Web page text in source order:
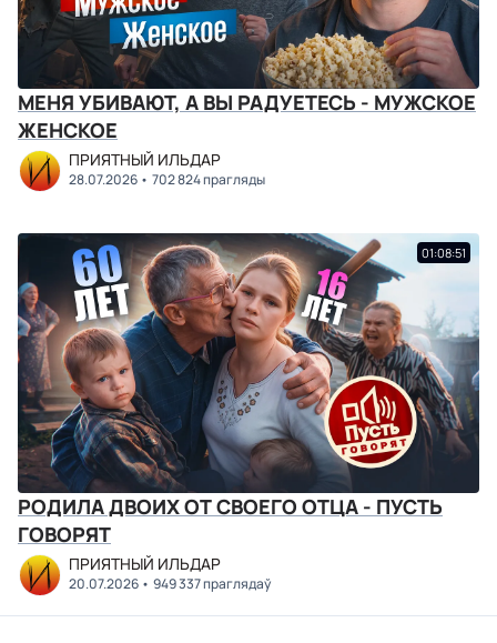
МЕНЯ УБИВАЮТ, А ВЫ РАДУЕТЕСЬ - МУЖСКОЕ
ЖЕНСКОЕ
ПРИЯТНЫЙ ИЛЬДАР
28.07.2026 702 824 прагляды
01:08:51
РОДИЛА ДВОИХ ОТ СВОЕГО ОТЦА - ПУСТЬ
ГОВОРЯТ
ПРИЯТНЫЙ ИЛЬДАР
20.07.2026 949 337 праглядаў